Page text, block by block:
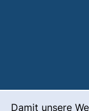
Damit unsere